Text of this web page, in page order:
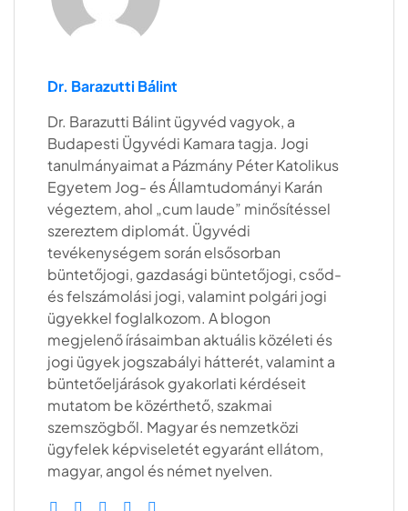
Dr. Barazutti Bálint
Dr. Barazutti Bálint ügyvéd vagyok, a
Budapesti Ügyvédi Kamara tagja. Jogi
tanulmányaimat a Pázmány Péter Katolikus
Egyetem Jog- és Államtudományi Karán
végeztem, ahol „cum laude” minősítéssel
szereztem diplomát. Ügyvédi
tevékenységem során elsősorban
büntetőjogi, gazdasági büntetőjogi, csőd-
és felszámolási jogi, valamint polgári jogi
ügyekkel foglalkozom. A blogon
megjelenő írásaimban aktuális közéleti és
jogi ügyek jogszabályi hátterét, valamint a
büntetőeljárások gyakorlati kérdéseit
mutatom be közérthető, szakmai
szemszögből. Magyar és nemzetközi
ügyfelek képviseletét egyaránt ellátom,
magyar, angol és német nyelven.